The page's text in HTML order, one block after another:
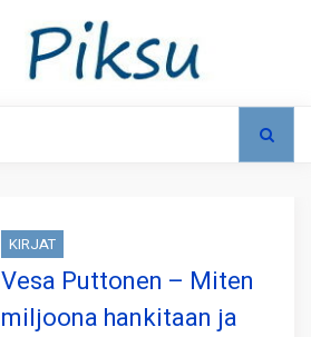
KIRJAT
Vesa Puttonen – Miten
miljoona hankitaan ja